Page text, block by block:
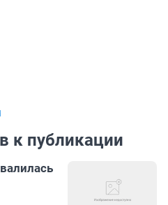
к публикации